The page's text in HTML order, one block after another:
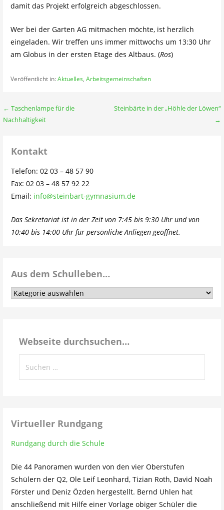
damit das Projekt erfolgreich abgeschlossen.
Wer bei der Garten AG mitmachen möchte, ist herzlich
eingeladen. Wir treffen uns immer mittwochs um 13:30 Uhr
am Globus in der ersten Etage des Altbaus. (Ros)
Veröffentlicht in:Aktuelles, Arbeitsgemeinschaften
Beitragsnavigation
← Taschenlampe für die
Nachhaltigkeit
Steinbärte in der „Höhle der Löwen“
→
Kontakt
Telefon: 02 03 – 48 57 90
Fax: 02 03 – 48 57 92 22
Email: info@steinbart-gymnasium.de
Das Sekretariat ist in der Zeit von 7:45 bis 9:30 Uhr und von
10:40 bis 14:00 Uhr für persönliche Anliegen geöffnet.
Aus dem Schulleben…
Aus
Webseite durchsuchen…
nach:
Virtueller Rundgang
Rundgang durch die Schule
Die 44 Panoramen wurden von den vier Oberstufen
Schülern der Q2, Ole Leif Leonhard, Tizian Roth, David Noah
Förster und Deniz Özden hergestellt. Bernd Uhlen hat
anschließend mit Hilfe einer Vorlage obiger Schüler die